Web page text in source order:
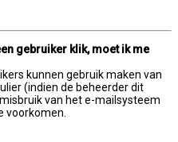
gebruiker klik, moet ik me
kunnen gebruik maken van
(indien de beheerder dit
van het e-mailsysteem
voorkomen.